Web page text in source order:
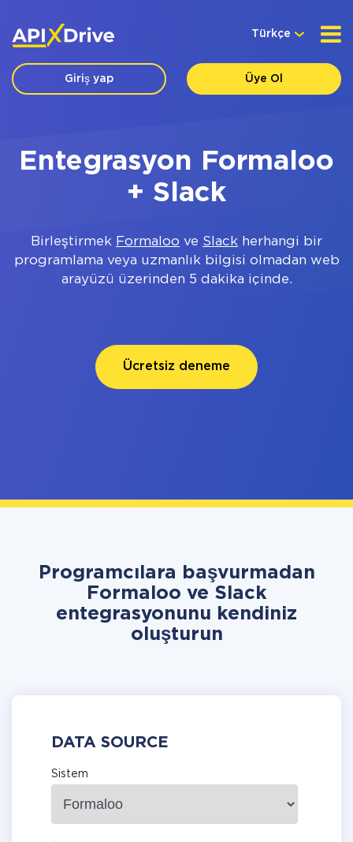
Türkçe
Giriş yap Üye Ol
Entegrasyon Formaloo
+ Slack
Birleştirmek Formaloo ve Slack herhangi bir
programlama veya uzmanlık bilgisi olmadan web
arayüzü üzerinden 5 dakika içinde.
Ücretsiz deneme
Programcılara başvurmadan
Formaloo ve Slack
entegrasyonunu kendiniz
oluşturun
DATA SOURCE
Sistem